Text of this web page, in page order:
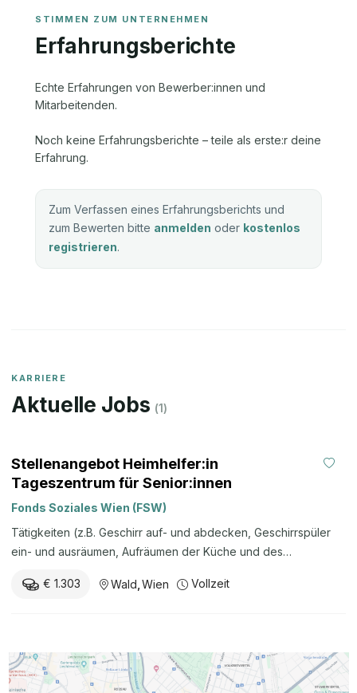
Erfahrungsberichte
Echte Erfahrungen von Bewerber:innen und
Mitarbeitenden.
Noch keine Erfahrungsberichte – teile als erste:r deine
Erfahrung.
Zum Verfassen eines Erfahrungsberichts und
zum Bewerten bitte anmelden oder kostenlos
registrieren.
KARRIERE
Aktuelle Jobs (1)
Stellenangebot Heimhelfer:in
Tageszentrum für Senior:innen
Fonds Soziales Wien (FSW)
Tätigkeiten (z.B. Geschirr auf- und abdecken, Geschirrspüler
ein- und ausräumen, Aufräumen der Küche und des
Hygienerichtlinien (z.B. regelmäßige Hände- und
Nahrungsunverträglichkeiten genau beachtet werden Sie
unterstützen das Pflegepersonal bei der Grundpflege (z.B. bei
€ 1.303 Wald Wien Vollzeit